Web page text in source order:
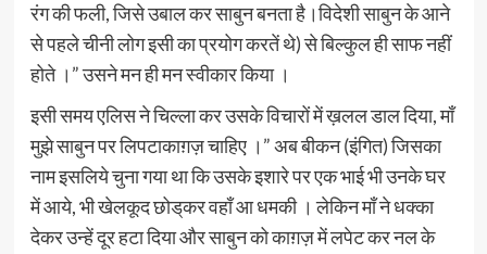
रंग की फली, जिसे उबाल कर साबुन बनता है।विदेशी साबुन के आने
से पहले चीनी लोग इसी का प्रयोग करतें थे) से बिल्कुल ही साफ नहीं
होते ।” उसने मन ही मन स्वीकार किया ।
इसी समय एलिस ने चिल्ला कर उसके विचारों में ख़लल डाल दिया, माँ
मुझे साबुन पर लिपटाकाग़ज़ चाहिए ।” अब बीकन (इंगित) जिसका
नाम इसलिये चुना गया था कि उसके इशारे पर एक भाई भी उनके घर
में आये, भी खेलकूद छोड्‌कर वहाँ आ धमकी । लेकिन माँ ने धक्का
देकर उन्हें दूर हटा दिया और साबुन को काग़ज़ में लपेट कर नल के